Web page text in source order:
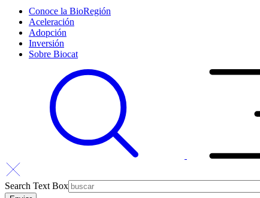
Conoce la BioRegión
Aceleración
Adopción
Inversión
Sobre Biocat
Search Text Box